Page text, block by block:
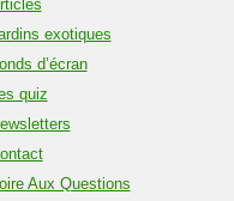
exotiques
d’écran
quiz
Aux Questions